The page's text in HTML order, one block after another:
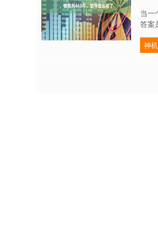
当一
答案
神